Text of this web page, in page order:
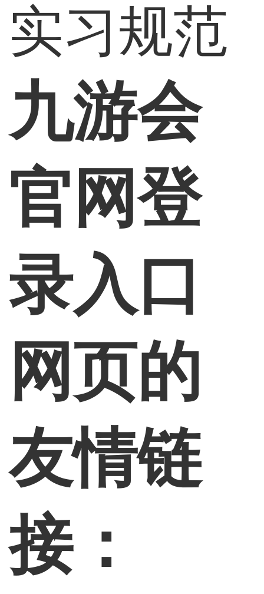
实习规范
九游会
官网登
录入口
网页的
友情链
接：